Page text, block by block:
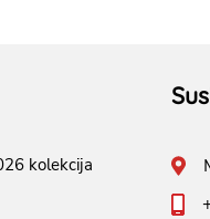
kolekcija